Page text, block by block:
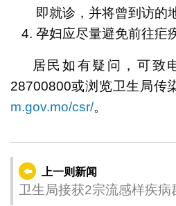
即就诊，并将曾到访的
孕妇应尽量避免前往疟
居民如有疑问，可致
28700800或浏览卫生局传
m.gov.mo/csr/。
上一则新闻
卫生局接获2宗流感样疾病